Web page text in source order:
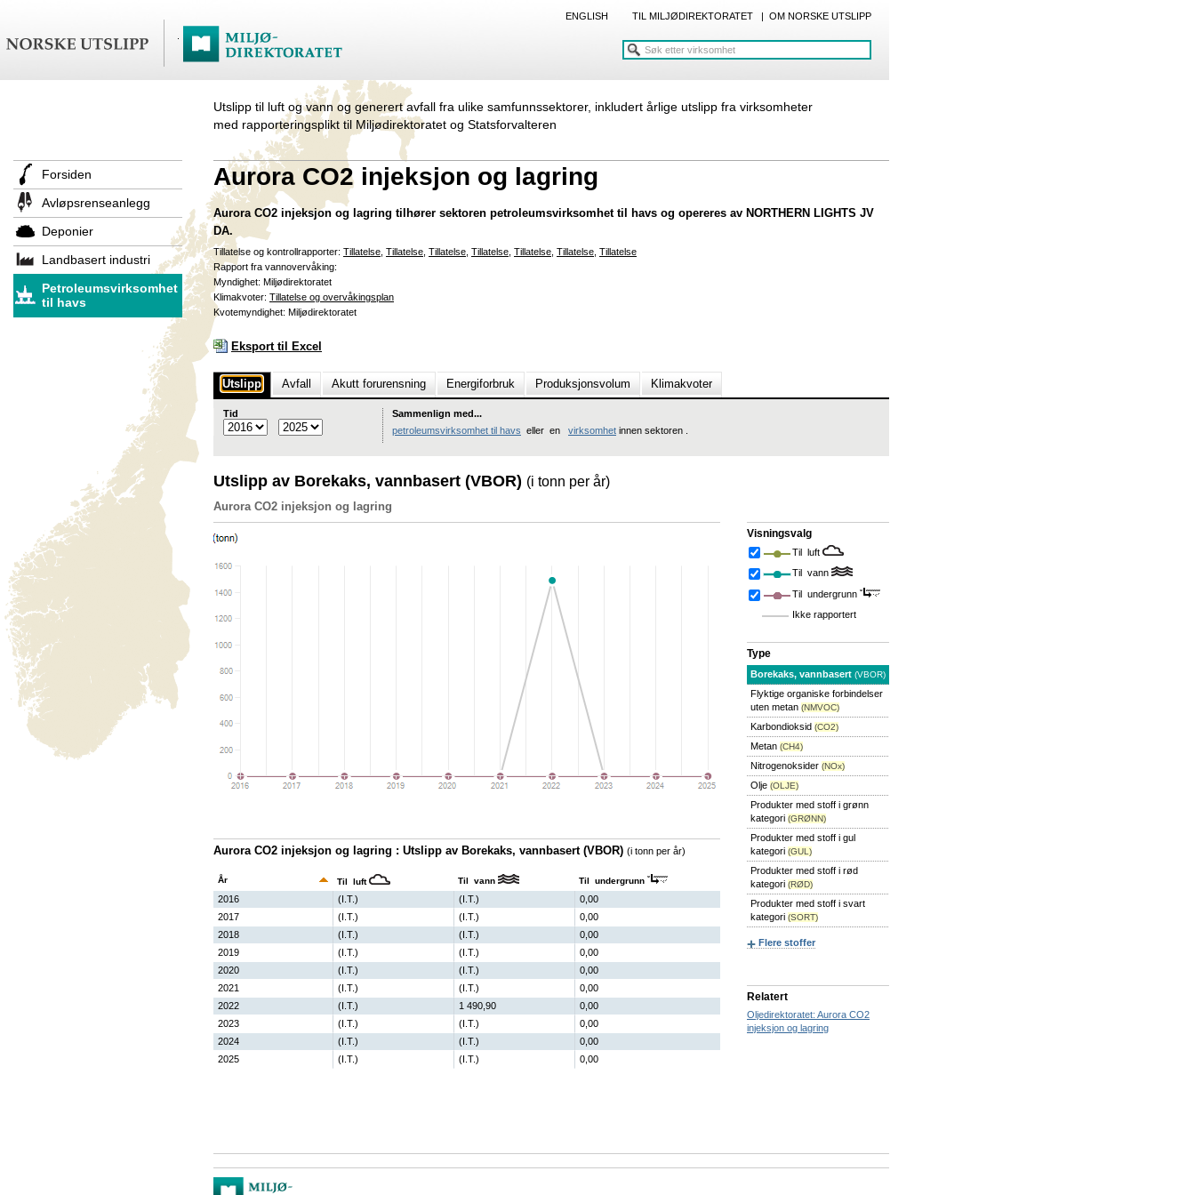
ENGLISH TIL MILJØDIREKTORATET | OM NORSKE UTSLIPP
Utslipp til luft og vann og generert avfall fra ulike samfunnssektorer, inkludert årlige utslipp fra virksomheter
med rapporteringsplikt til Miljødirektoratet og Statsforvalteren
Forsiden
Avløpsrenseanlegg
Deponier
Landbasert industri
Petroleumsvirksomhet
til havs
Aurora CO2 injeksjon og lagring
Aurora CO2 injeksjon og lagring tilhører sektoren petroleumsvirksomhet til havs og opereres av NORTHERN LIGHTS JV
DA.
Tillatelse og kontrollrapporter: Tillatelse Tillatelse Tillatelse Tillatelse Tillatelse Tillatelse Tillatelse
Rapport fra vannovervåking:
Myndighet: Miljødirektoratet
Klimakvoter: Tillatelse og overvåkingsplan
Kvotemyndighet: Miljødirektoratet
Eksport til Excel
Utslipp Avfall Akutt forurensning Energiforbruk Produksjonsvolum Klimakvoter
Tid
Sammenlign med...
petroleumsvirksomhet til havs eller en virksomhet innen sektoren .
Utslipp av Borekaks, vannbasert (VBOR) (i tonn per år)
Aurora CO2 injeksjon og lagring
Aurora CO2 injeksjon og lagring : Utslipp av Borekaks, vannbasert (VBOR) (i tonn per år)
År Til luft Til vann Til undergrunn
2016 (I.T.) (I.T.)
0,00
2017
(I.T.) (I.T.)
0,00
2018
(I.T.) (I.T.)
0,00
2019
(I.T.) (I.T.)
0,00
2020
(I.T.) (I.T.)
0,00
2021
(I.T.) (I.T.)
0,00
2022
(I.T.) 1 490,90
0,00
2023
(I.T.) (I.T.)
0,00
2024
(I.T.) (I.T.)
0,00
2025
(I.T.) (I.T.) 0,00
Visningsvalg
Til luft
Til vann
Til undergrunn
Ikke rapportert
Type
Borekaks, vannbasert (VBOR)
Flyktige organiske forbindelser
uten metan (NMVOC)
Karbondioksid (CO2)
Metan (CH4)
Nitrogenoksider (NOx)
Olje (OLJE)
Produkter med stoff i grønn
kategori (GRØNN)
Produkter med stoff i gul
kategori (GUL)
Produkter med stoff i rød
kategori (RØD)
Produkter med stoff i svart
kategori (SORT)
Flere stoffer
Relatert
Oljedirektoratet: Aurora CO2
injeksjon og lagring